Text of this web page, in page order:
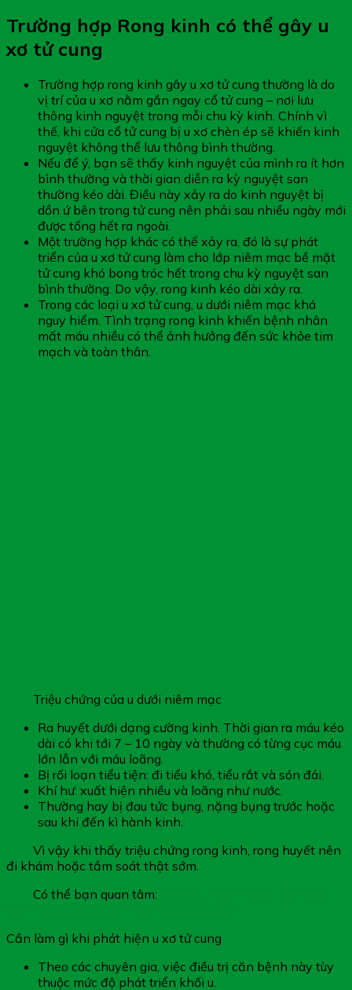
Trường hợp Rong kinh có thể gây u
xơ tử cung
Trường hợp rong kinh gây u xơ tử cung thường là do
vị trí của u xơ nằm gần ngay cổ tử cung – nơi lưu
thông kinh nguyệt trong mỗi chu kỳ kinh. Chính vì
thế, khi cửa cổ tử cung bị u xơ chèn ép sẽ khiến kinh
nguyệt không thể lưu thông bình thường.
Nếu để ý, bạn sẽ thấy kinh nguyệt của mình ra ít hơn
bình thường và thời gian diễn ra kỳ nguyệt san
thường kéo dài. Điều này xảy ra do kinh nguyệt bị
dồn ứ bên trong tử cung nên phải sau nhiều ngày mới
được tống hết ra ngoài.
Một trường hợp khác có thể xảy ra, đó là sự phát
triển của u xơ tử cung làm cho lớp niêm mạc bề mặt
tử cung khó bong tróc hết trong chu kỳ nguyệt san
bình thường. Do vậy, rong kinh kéo dài xảy ra.
Trong các loại u xơ tử cung, u dưới niêm mạc khá
nguy hiểm. Tình trạng rong kinh khiến bệnh nhân
mất máu nhiều có thể ảnh hưởng đến sức khỏe tim
mạch và toàn thân.
Triệu chứng của u dưới niêm mạc
Ra huyết dưới dạng cường kinh. Thời gian ra máu kéo
dài có khi tới 7 – 10 ngày và thường có từng cục máu
lớn lẫn với máu loãng.
Bị rối loạn tiểu tiện: đi tiểu khó, tiểu rắt và són đái.
Khí hư: xuất hiện nhiều và loãng như nước.
Thường hay bị đau tức bụng, nặng bụng trước hoặc
sau khi đến kì hành kinh.
Vì vậy khi thấy triệu chứng rong kinh, rong huyết nên
đi khám hoặc tầm soát thật sớm.
Có thể bạn quan tâm:
Cần làm gì khi phát hiện u xơ tử cung
Theo các chuyên gia, việc điều trị căn bệnh này tùy
thuộc mức độ phát triển khối u.